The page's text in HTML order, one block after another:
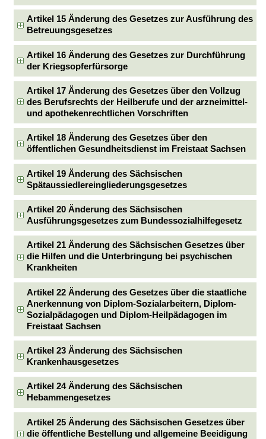
Artikel 15 Änderung des Gesetzes zur Ausführung des
Betreuungsgesetzes
Artikel 16 Änderung des Gesetzes zur Durchführung
der Kriegsopferfürsorge
Artikel 17 Änderung des Gesetzes über den Vollzug
des Berufsrechts der Heilberufe und der arzneimittel-
und apothekenrechtlichen Vorschriften
Artikel 18 Änderung des Gesetzes über den
öffentlichen Gesundheitsdienst im Freistaat Sachsen
Artikel 19 Änderung des Sächsischen
Spätaussiedlereingliederungsgesetzes
Artikel 20 Änderung des Sächsischen
Ausführungsgesetzes zum Bundessozialhilfegesetz
Artikel 21 Änderung des Sächsischen Gesetzes über
die Hilfen und die Unterbringung bei psychischen
Krankheiten
Artikel 22 Änderung des Gesetzes über die staatliche
Anerkennung von Diplom-Sozialarbeitern, Diplom-
Sozialpädagogen und Diplom-Heilpädagogen im
Freistaat Sachsen
Artikel 23 Änderung des Sächsischen
Krankenhausgesetzes
Artikel 24 Änderung des Sächsischen
Hebammengesetzes
Artikel 25 Änderung des Sächsischen Gesetzes über
die öffentliche Bestellung und allgemeine Beeidigung